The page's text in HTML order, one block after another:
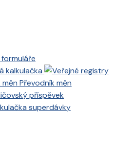
kalkulačka
Převodník měn
příspěvek
superdávky